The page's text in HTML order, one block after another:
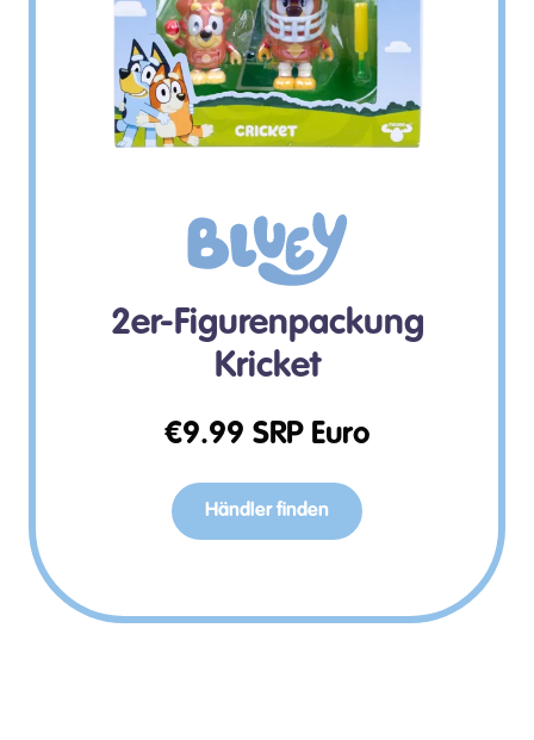
2er-Figurenpackung
Kricket
€9.99 SRP Euro
Händler finden